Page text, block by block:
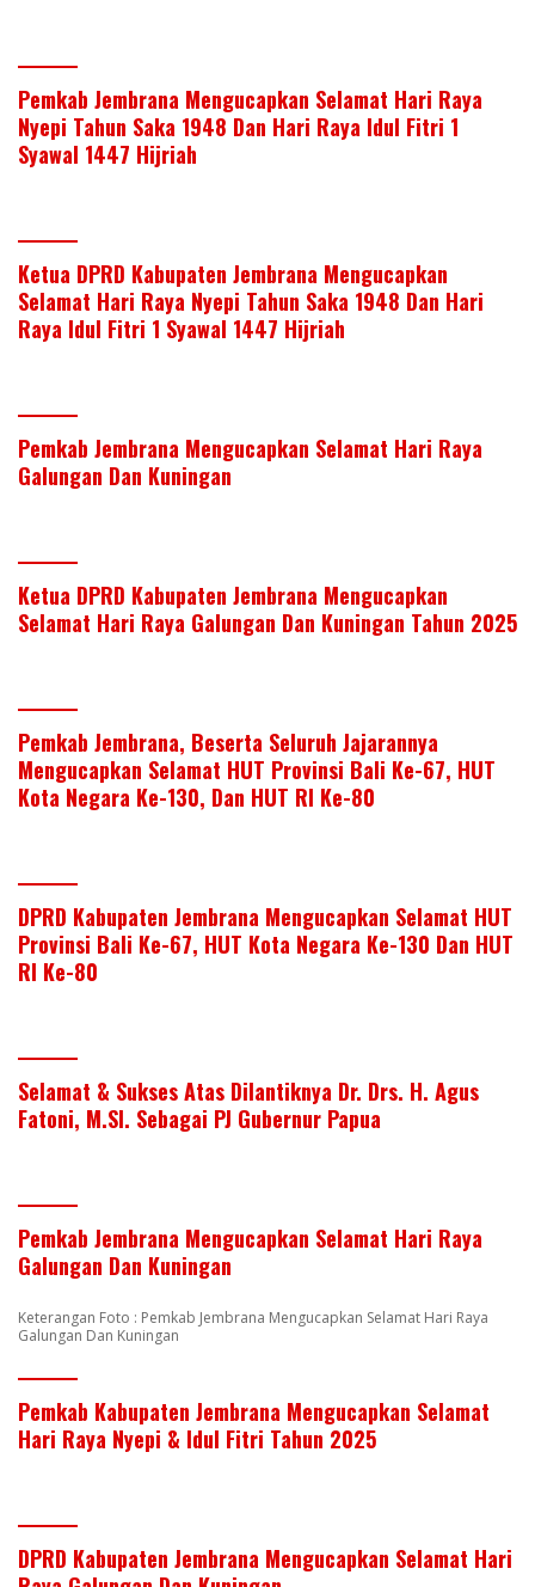
Pemkab Jembrana Mengucapkan Selamat Hari Raya
Nyepi Tahun Saka 1948 Dan Hari Raya Idul Fitri 1
Syawal 1447 Hijriah
Ketua DPRD Kabupaten Jembrana Mengucapkan
Selamat Hari Raya Nyepi Tahun Saka 1948 Dan Hari
Raya Idul Fitri 1 Syawal 1447 Hijriah
Pemkab Jembrana Mengucapkan Selamat Hari Raya
Galungan Dan Kuningan
Ketua DPRD Kabupaten Jembrana Mengucapkan
Selamat Hari Raya Galungan Dan Kuningan Tahun 2025
Pemkab Jembrana, Beserta Seluruh Jajarannya
Mengucapkan Selamat HUT Provinsi Bali Ke-67, HUT
Kota Negara Ke-130, Dan HUT RI Ke-80
DPRD Kabupaten Jembrana Mengucapkan Selamat HUT
Provinsi Bali Ke-67, HUT Kota Negara Ke-130 Dan HUT
RI Ke-80
Selamat & Sukses Atas Dilantiknya Dr. Drs. H. Agus
Fatoni, M.SI. Sebagai PJ Gubernur Papua
Pemkab Jembrana Mengucapkan Selamat Hari Raya
Galungan Dan Kuningan
Keterangan Foto : Pemkab Jembrana Mengucapkan Selamat Hari Raya
Galungan Dan Kuningan
Pemkab Kabupaten Jembrana Mengucapkan Selamat
Hari Raya Nyepi & Idul Fitri Tahun 2025
DPRD Kabupaten Jembrana Mengucapkan Selamat Hari